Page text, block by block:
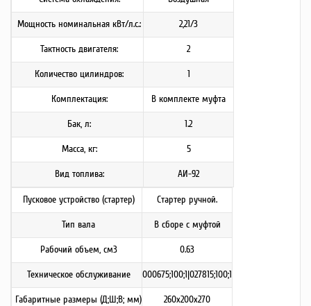
Мощность номинальная кВт/л.с.: 2,21/3
Тактность двигателя: 2
Количество цилиндров: 1
Комплектация: В комплекте муфта
Бак, л: 1.2
Масса, кг: 5
Вид топлива: АИ-92
Пусковое устройство (стартер) Стартер ручной.
Тип вала В сборе с муфтой
Рабочий объем, см3 0.63
Техническое обслуживание 000675;100;1|027815;100;1
Габаритные размеры (Д;Ш;В; мм) 260х200х270